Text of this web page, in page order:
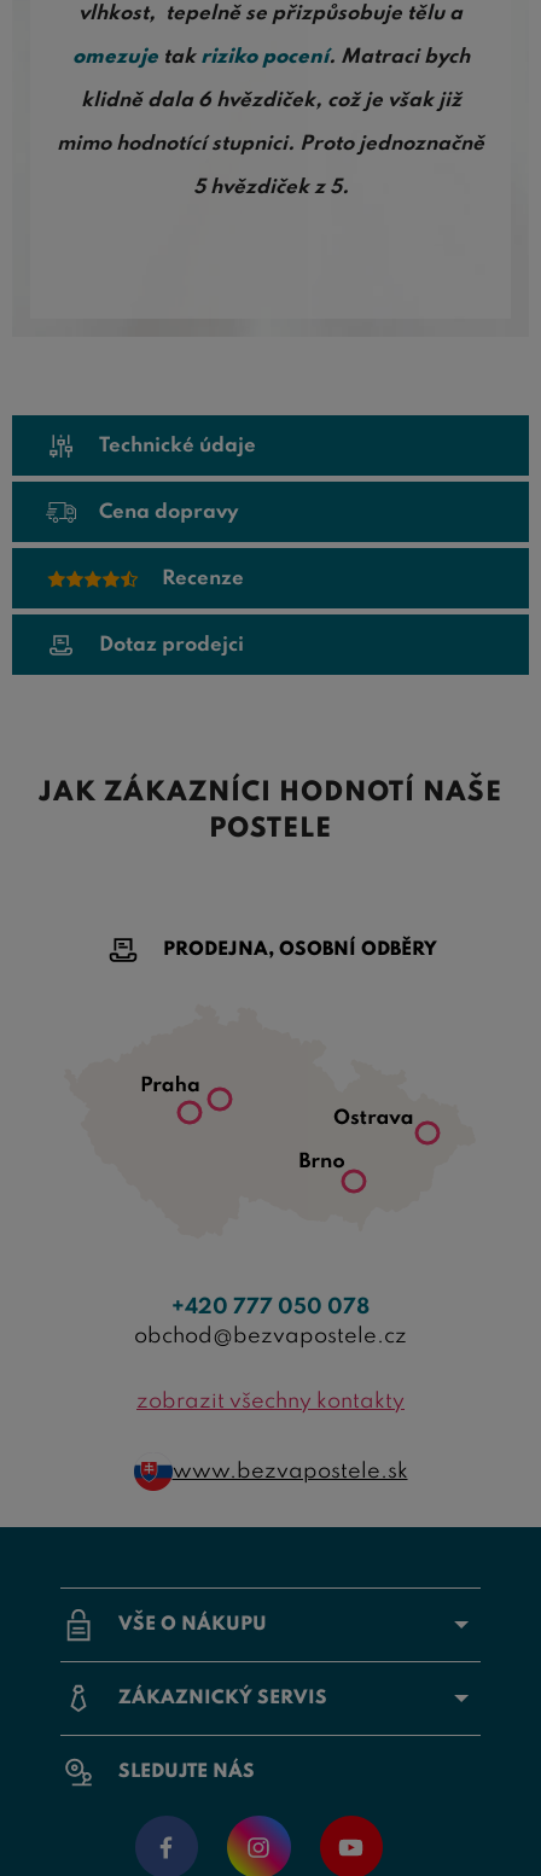
vlhkost, tepelně se přizpůsobuje tělu a
omezujetak riziko pocení. Matraci bych
klidně dala 6 hvězdiček, což je však již
mimo hodnotící stupnici. Proto jednoznačně
5 hvězdiček z 5.
Technické údaje
Cena dopravy
Recenze
Dotaz prodejci
JAK ZÁKAZNÍCI HODNOTÍ NAŠE
POSTELE
VŠE O NÁKUPU
ZÁKAZNICKÝ SERVIS
SLEDUJTE NÁS
PRODEJNA, OSOBNÍ ODBĚRY
+420 777 050 078
obchod@bezvapostele.cz
zobrazit všechny kontakty
www.bezvapostele.sk